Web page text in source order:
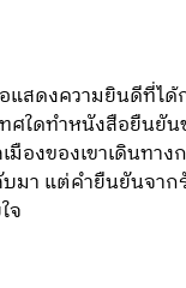
แสดงความยินดีที่
ศใดทำหนังสือยืนยั
องของเขาเดินทา
มา แต่คำยืนยันจาก
จ